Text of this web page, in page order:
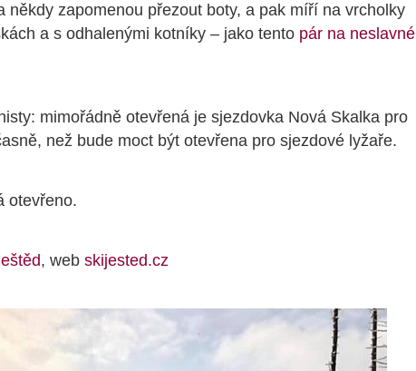
někdy zapomenou přezout boty, a pak míří na vrcholky
a s odhalenými kotníky – jako tento pár na neslavné
mimořádně otevřená je sjezdovka Nová Skalka pro
než bude moct být otevřena pro sjezdové lyžaře.
otevřeno.
, web skijested.cz